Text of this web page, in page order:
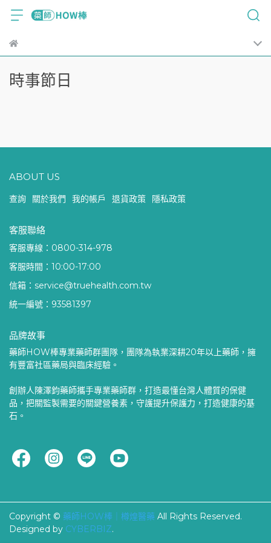
時事節日
ABOUT US
查詢 關於我們 我的帳戶 退貨政策 隱私政策
客服聯絡
客服專線：0800-314-978
客服時間：10:00-17:00
信箱：service@truehealth.com.tw
統一編號：93581397
品牌故事
藥師HOW棒專業藥師群團隊，團隊為執業深耕20年以上藥師，擁
有豐富社區藥局與臨床經驗。
創辦人陳澤鈞藥師攜手專業藥師群，打造最懂台灣人體質的保健
品，把關監製需要的關鍵營養素，守護提升保護力，打造健康的基
石。
Copyright © 藥師HOW棒｜樽煌醫藥 All Rights Reserved.
Designed by CYBERBIZ.